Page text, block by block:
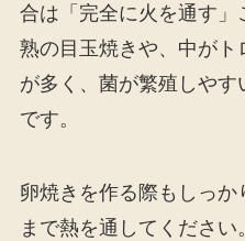
合は「完全に火を通す
熟の目玉焼きや、中が
が多く、菌が繁殖しや
です。
卵焼きを作る際もしっ
まで熱を通してくださ